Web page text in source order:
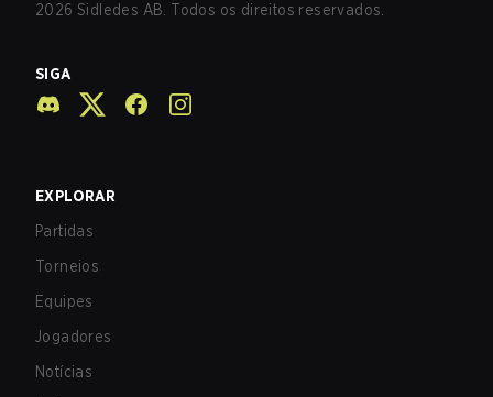
2026 Sidledes AB. Todos os direitos reservados.
SIGA
EXPLORAR
Partidas
Torneios
Equipes
Jogadores
Notícias